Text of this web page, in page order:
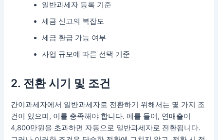
일반과세자 등록 기준
세금 신고의 복잡도
세금 환급 가능 여부
사업 규모에 따른 선택 기준
2. 전환 시기 및 조건
간이과세자에서 일반과세자로 전환하기 위해서는 몇 가지 조
건이 있으며, 이를 충족해야 합니다. 예를 들어, 연매출이
4,800만원을 초과하면 자동으로 일반과세자로 전환됩니다.